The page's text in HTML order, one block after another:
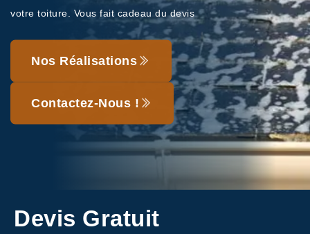
votre toiture. Vous fait cadeau du devis
Nos Réalisations
Contactez-Nous !
Devis Gratuit